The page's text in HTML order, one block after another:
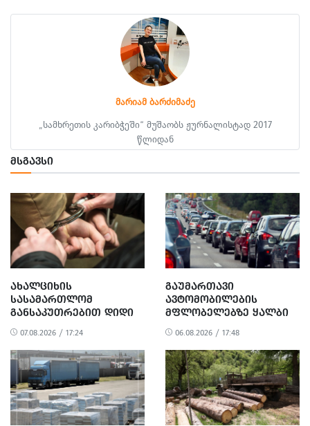
მარიამ ბარძიმაძე
„სამხრეთის კარიბჭეში“ მუშაობს ჟურნალისტად 2017
წლიდან
ᲛᲡᲒᲐᲕᲡᲘ
ᲐᲮᲐᲚᲪᲘᲮᲘᲡ
ᲡᲐᲡᲐᲛᲐᲠᲗᲚᲝᲛ
ᲒᲐᲜᲡᲐᲙᲣᲗᲠᲔᲑᲘᲗ ᲓᲘᲓᲘ
ᲝᲓᲔᲜᲝᲑᲘᲗ
ᲒᲐᲓᲐᲡᲐᲮᲐᲓᲔᲑᲘᲡ ᲗᲐᲕᲘᲡ
ᲐᲠᲘᲓᲔᲑᲘᲡ, ᲓᲘᲓᲘ
ᲝᲓᲔᲜᲝᲑᲘᲗ
ᲗᲐᲦᲚᲘᲗᲝᲑᲘᲡ
ᲛᲪᲓᲔᲚᲝᲑᲘᲡ ᲓᲐ
ᲛᲝᲢᲧᲣᲔᲑᲘᲗ ᲥᲝᲜᲔᲑᲠᲘᲕᲘ
ᲓᲐᲖᲘᲐᲜᲔᲑᲘᲡ ᲤᲐᲥᲢᲔᲑᲖᲔ 1
07.08.2026 / 17:24
ᲒᲐᲣᲛᲐᲠᲗᲐᲕᲘ
ᲐᲕᲢᲝᲛᲝᲑᲘᲚᲔᲑᲘᲡ
ᲛᲤᲚᲝᲑᲔᲚᲔᲑᲖᲔ ᲧᲐᲚᲑᲘ
ᲪᲜᲝᲑᲔᲑᲘᲡ ᲒᲐᲪᲔᲛᲘᲡᲗᲕᲘᲡ
3 ᲞᲘᲠᲘ ᲓᲐᲐᲙᲐᲕᲔᲡ
06.08.2026 / 17:48